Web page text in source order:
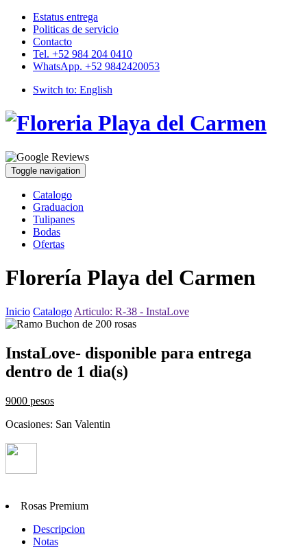
Estatus entrega
Politicas de servicio
Contacto
Tel. +52 984 204 0410
WhatsApp. +52 9842420053
Switch to: English
Toggle navigation
Catalogo
Graduacion
Tulipanes
Bodas
Ofertas
Florería Playa del Carmen
Inicio Catalogo Articulo: R-38 - InstaLove
InstaLove- disponible para entrega
dentro de 1 dia(s)
9000 pesos
Ocasiones: San Valentin
Rosas Premium
Descripcion
Notas